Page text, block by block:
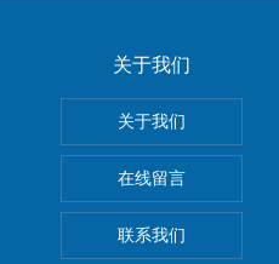
关于我们
关于我们
在线留言
联系我们